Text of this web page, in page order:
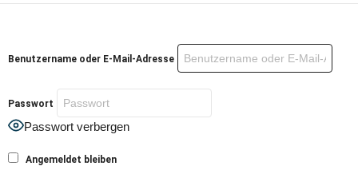
Benutzername oder E-Mail-Adresse
Passwort
Passwort verbergen
Angemeldet bleiben